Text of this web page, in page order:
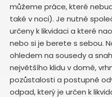
můžeme práce, které
také v noci). Je nutné
určeny k likvidaci a které
nebo si je berete s sebou.
ohledem na sousedy a
největšího klidu v domě,
pozůstalosti a postupně
odpad, který je určen k